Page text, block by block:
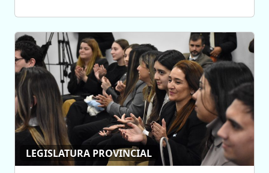
LEGISLATURA PROVINCIAL